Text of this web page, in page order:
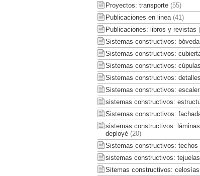
Proyectos: transporte(55)
Publicaciones en linea(41)
Publicaciones: libros y revistas
Sistemas constructivos:
Sistemas constructivos:
Sistemas constructivos: cúpulas
Sistemas constructivos: detalles
Sistemas constructivos:
sistemas constructivos:
Sistemas constructivos:
sistemas constructivos:
deployé(20)
Sistemas constructivos: techos
sistemas constructivos: tejuelas
Sitemas constructivos: celosías